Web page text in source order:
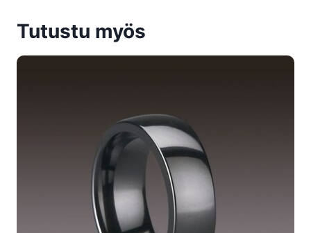
Tutustu myös